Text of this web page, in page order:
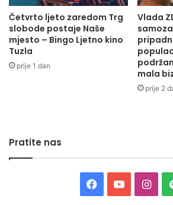
Četvrto ljeto zaredom Trg
slobode postaje Naše
mjesto – Bingo Ljetno kino
Tuzla
prije 1 dan
Vlada
mala
prije 2
Pratite nas
Facebook
YouTube